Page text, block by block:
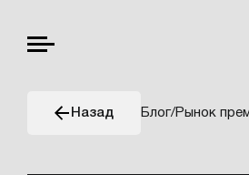
Назад Блог/Рынок